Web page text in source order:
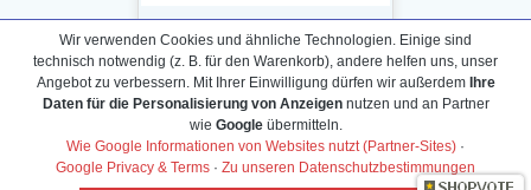
Daten­schutz­erklärung
Widerrufs­recht /Widerrufs­formular
AGB & Info
Wir verwenden Cookies und ähnliche Technologien. Einige sind
technisch notwendig (z. B. für den Warenkorb), andere helfen uns, unser
Angebot zu verbessern. Mit Ihrer Einwilligung dürfen wir außerdem Ihre
Daten für die Personalisierung von Anzeigennutzen und an Partner
wie Googleübermitteln.
Wie Google Informationen von Websites nutzt (Partner-Sites) ·
Google Privacy & Terms · Zu unseren Datenschutzbestimmungen